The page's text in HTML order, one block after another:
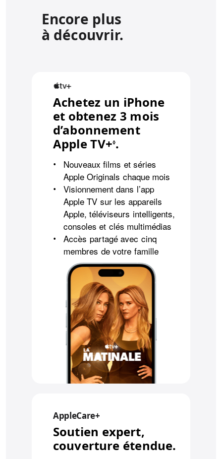
Encore plus
à découvrir.
Achetez un iPhone
et obtenez 3 mois
d’abonnement
Apple TV+◊Mention légale
.
•
Nouveaux films et séries
Apple Originals chaque mois
•
Visionnement dans l’app
Apple TV sur les appareils
Apple, téléviseurs intelligents,
consoles et clés multimédias
•
Accès partagé avec cinq
membres de votre famille
AppleCare+
Soutien expert,
couverture étendue.